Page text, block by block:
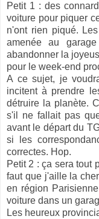
Petit 1 : des
voiture pour piquer
n'ont rien piqué.
amenée au
abandonner la
pour le week-end
A ce sujet, je
incitent à prendre
détruire la planète.
s'il ne fallait pas
avant le départ du
si les
correctes. Hop.
Petit 2 : ça sera tout
faut que j'aille la
en région
voiture dans un
Les heureux